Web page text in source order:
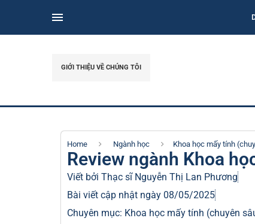
GIỚI THIỆU VỀ CHÚNG TÔI
Home Ngành học Khoa học mấy tính
Review ngành Khoa
Viết bởi Thạc sĩNguyễn Thị Lan Phương
Bài viết cập nhật ngày 08/05/2025
Chuyên mục: Khoa học mấy tính (chuyên